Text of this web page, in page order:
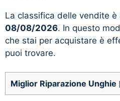
La classifica delle vendite
08/08/2026. In questo
che stai per acquistare è
puoi trovare.
Miglior Riparazione Unghie